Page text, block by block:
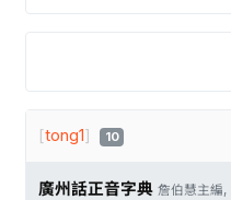
[tong1] 10
廣州話正音字典 詹伯慧主編